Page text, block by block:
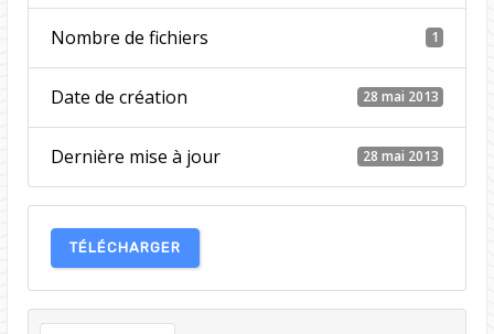
Nombre de fichiers 1
Date de création 28 mai 2013
Dernière mise à jour 28 mai 2013
TÉLÉCHARGER